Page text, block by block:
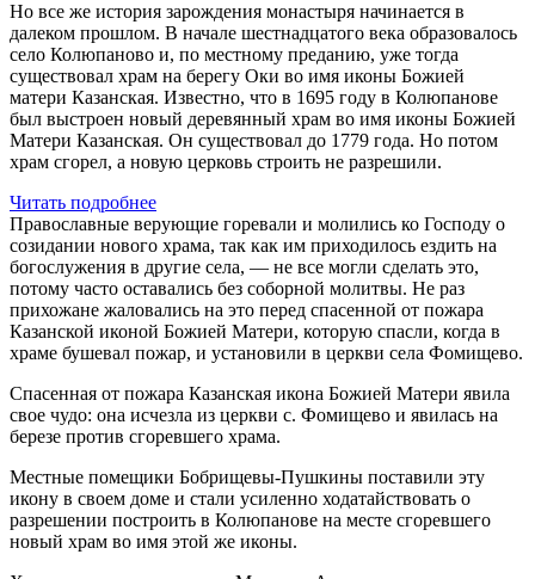
Но все же история зарождения монастыря начинается в
далеком прошлом. В начале шестнадцатого века образовалось
село Колюпаново и, по местному преданию, уже тогда
существовал храм на берегу Оки во имя иконы Божией
матери Казанская. Известно, что в 1695 году в Колюпанове
был выстроен новый деревянный храм во имя иконы Божией
Матери Казанская. Он существовал до 1779 года. Но потом
храм сгорел, а новую церковь строить не разрешили.
Читать подробнее
Православные верующие горевали и молились ко Господу о
созидании нового храма, так как им приходилось ездить на
богослужения в другие села, — не все могли сделать это,
потому часто оставались без соборной молитвы. Не раз
прихожане жаловались на это перед спасенной от пожара
Казанской иконой Божией Матери, которую спасли, когда в
храме бушевал пожар, и установили в церкви села Фомищево.
Спасенная от пожара Казанская икона Божией Матери явила
свое чудо: она исчезла из церкви с. Фомищево и явилась на
березе против сгоревшего храма.
Местные помещики Бобрищевы-Пушкины поставили эту
икону в своем доме и стали усиленно ходатайствовать о
разрешении построить в Колюпанове на месте сгоревшего
новый храм во имя этой же иконы.